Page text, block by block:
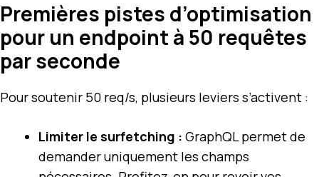
Premières pistes d’optimisation
pour un endpoint à 50 requêtes
par seconde
Pour soutenir 50 req/s, plusieurs leviers s’activent :
Limiter le surfetching : GraphQL permet de
demander uniquement les champs